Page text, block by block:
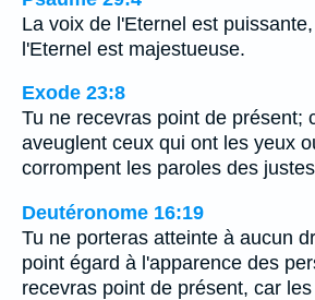
La voix de l'Eternel est
l'Eternel est majestueuse.
Exode 23:8
Tu ne recevras point de présent;
aveuglent ceux qui ont les yeux
corrompent les paroles des
Deutéronome 16:19
Tu ne porteras atteinte à aucun
point égard à l'apparence des
recevras point de présent, car